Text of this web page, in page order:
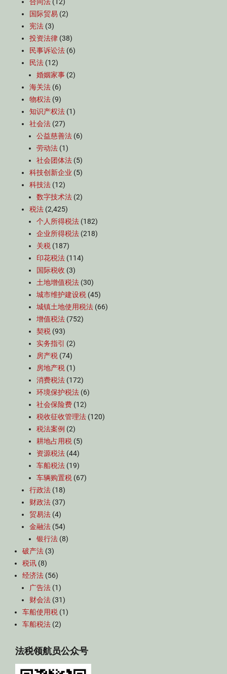
国际贸易 (2)
宪法 (3)
投资法律 (38)
民事诉讼法 (6)
民法 (12)
婚姻家事 (2)
海关法 (6)
物权法 (9)
知识产权法 (1)
社会法 (27)
公益慈善法 (6)
劳动法 (1)
社会团体法 (5)
科技创新企业 (5)
科技法 (12)
数字技术法 (2)
税法 (2,425)
个人所得税法 (182)
企业所得税法 (218)
关税 (187)
印花税法 (114)
国际税收 (3)
土地增值税法 (30)
城市维护建设税 (45)
城镇土地使用税法 (66)
增值税法 (752)
契税 (93)
实务指引
(2)
房产税 (74)
房地产税 (1)
消费税法 (172)
环境保护税法 (6)
社会保险费 (12)
税收征收管理法 (120)
税法案例 (2)
耕地占用税 (5)
资源税法 (44)
车船税法 (19)
车辆购置税 (67)
行政法 (18)
财政法 (37)
贸易法 (4)
金融法 (54)
银行法 (8)
破产法 (3)
税讯 (8)
经济法 (56)
广告法 (1)
财会法 (31)
车船使用税 (1)
车船税法 (2)
法税领航员公众号